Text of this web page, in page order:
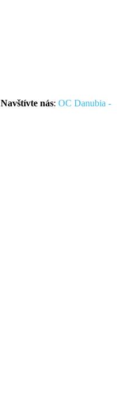
Navštívte nás: OC Danubia -